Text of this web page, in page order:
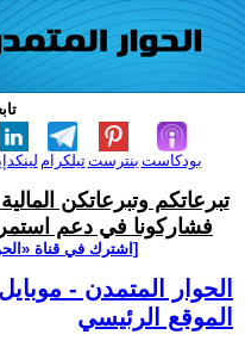
تيلكرامبنترست بودكاست
تبرعاتكم وتبرعاتكن
فشاركونا في دعم
[اشترك في قناة
الحوار المتمدن - موبايل
الموقع الرئيسي